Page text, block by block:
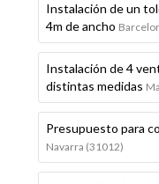
Instalación de un
4m de ancho
Instalación de 4
distintas medidas
Presupuesto para
Navarra (31012)